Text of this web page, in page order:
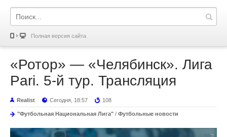
Полная версия сайта
«Ротор» — «Челябинск». Лига
Pari. 5-й тур. Трансляция
Realist Сегодня, 18:57 108
"Футбольная Национальная Лига" / Футбольные новости